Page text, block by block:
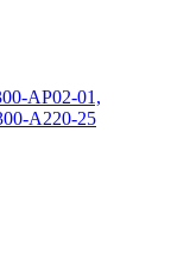
AP02-01,
A220-25